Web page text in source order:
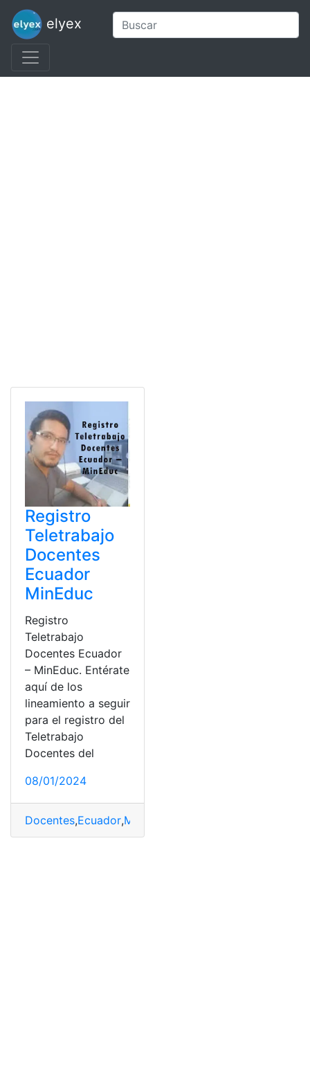
elyex
Registro
Teletrabajo
Docentes
Ecuador
MinEduc
Registro
Teletrabajo
Docentes Ecuador
– MinEduc. Entérate
aquí de los
lineamiento a seguir
para el registro del
Teletrabajo
Docentes del
08/01/2024
Docentes,Ecuador,Ministerio de Educación